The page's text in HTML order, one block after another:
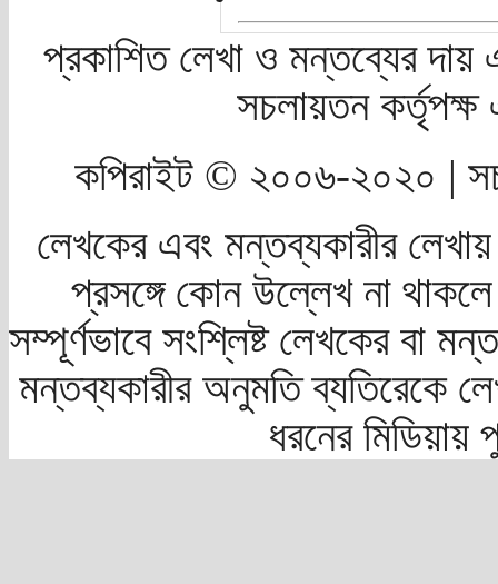
প্রকাশিত লেখা ও মন্তব্যের দায়
সচলায়তন
কপিরাইট © ২০০৬-২০২০ |
লেখকের এবং মন্তব্যকারীর
প্রসঙ্গে কোন উল্লেখ না
সম্পূর্ণভাবে সংশ্লিষ্ট লেখকের বা
মন্তব্যকারীর অনুমতি ব্যতিরেকে
ধরনের মিডিয়ায়